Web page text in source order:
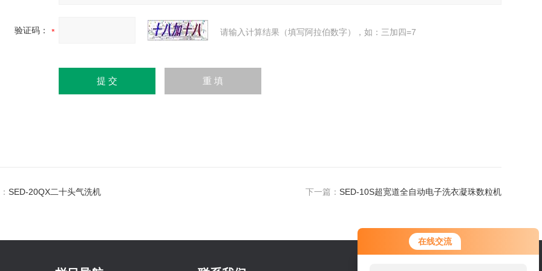
在线交流
验证码： 请输入计算结果（填写阿拉伯数字），如：三加四=7
SED-20QX二十头气洗机 下一篇： SED-10S超宽道全自动电子洗衣凝珠数粒机